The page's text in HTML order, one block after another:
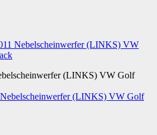
Nebelscheinwerfer (LINKS) VW
(LINKS) VW Golf